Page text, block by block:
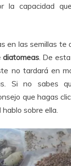
la capacidad
en las semillas te
diatomeas. De
no tardará en
Si no sabes
que hagas
sobre ella.